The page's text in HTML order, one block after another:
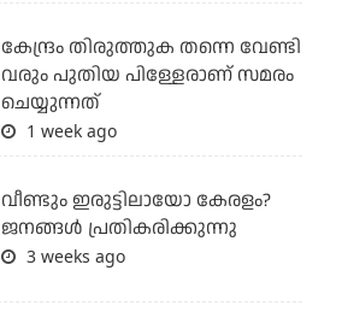
കേന്ദ്രം തിരുത്തുക തന്നെ വേണ്ടി
വരും പുതിയ പിള്ളേരാണ് സമരം
ചെയ്യുന്നത്
1 week ago
വീണ്ടും ഇരുട്ടിലായോ കേരളം?
ജനങ്ങൾ പ്രതികരിക്കുന്നു
3 weeks ago